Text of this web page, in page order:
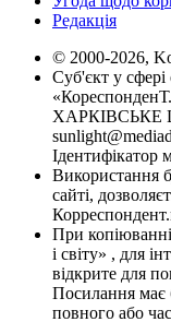
Редакція
© 2000-2026,
Суб'єкт у
ХАРКІВСЬКЕ
Ідентифікатор
Використання
сайті,
При
і світу» , для
відкрите для
Посилання має
повного або